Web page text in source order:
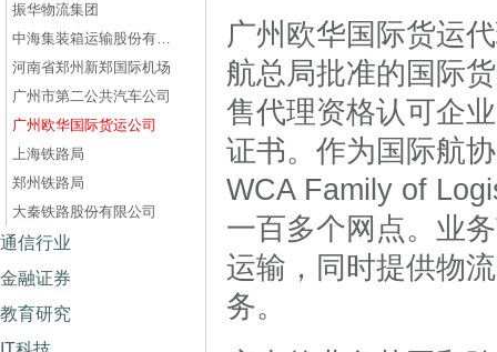
振华物流集团
中海集装箱运输股份有限公司
河南省郑州新郑国际机场
广州市第二公共汽车公司
广州欧华国际货运公司
上海铁路局
郑州铁路局
大秦铁路股份有限公司
通信行业
金融证券
教育研究
广州欧华国际货运
航总局批准的国际
售代理资格认可企
证书。作为国际航
WCA Family of
一百多个网点。业
运输，同时提供物
务。